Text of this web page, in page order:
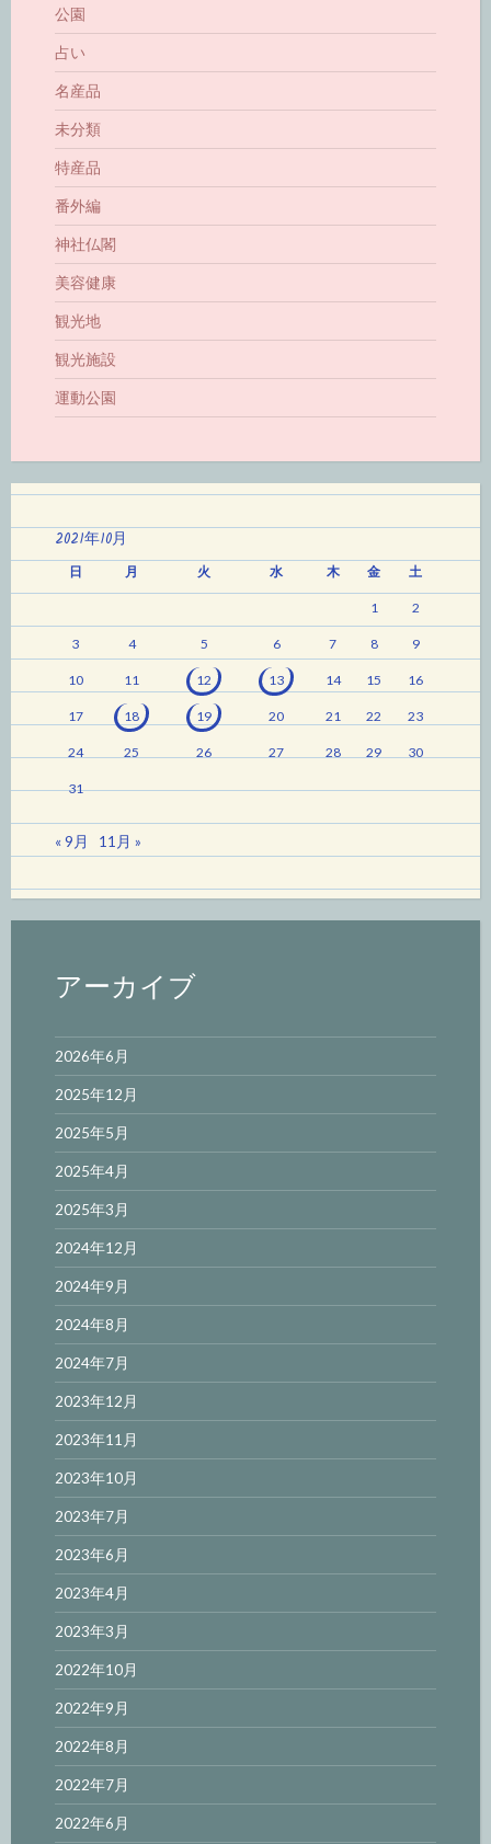
公園
占い
名産品
未分類
特産品
番外編
神社仏閣
美容健康
観光地
観光施設
運動公園
2021年10月
日 月 火 水 木 金 土
1 2
3 4 5 6 7 8 9
10 11 12 13 14 15 16
17 18 19 20 21 22 23
24 25 26 27 28 29 30
31
« 9月 11月 »
アーカイブ
2026年6月
2025年12月
2025年5月
2025年4月
2025年3月
2024年12月
2024年9月
2024年8月
2024年7月
2023年12月
2023年11月
2023年10月
2023年7月
2023年6月
2023年4月
2023年3月
2022年10月
2022年9月
2022年8月
2022年7月
2022年6月